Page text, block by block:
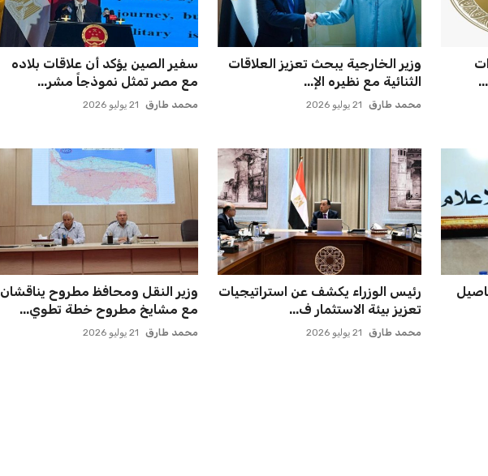
وزير الخارجية يبحث تعزيز العلاقات
الثنائية مع نظيره الإ...
محمد طارق 21 يوليو 2026
سفير الصين يؤكد أن علاقات بلاده
مع مصر تمثل نموذجاً مشر...
محمد طارق 21 يوليو 2026
رئيس الوزراء يكشف عن استراتيجيات
تعزيز بيئة الاستثمار ف...
محمد طارق 21 يوليو 2026
وزير النقل ومحافظ مطروح يناقشان
مع مشايخ مطروح خطة تطوي...
محمد طارق 21 يوليو 2026